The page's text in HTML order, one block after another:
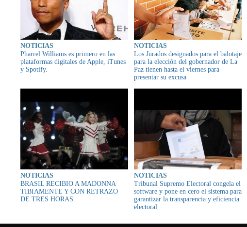
NOTICIAS
Pharrel Williams es primero en las
plataformas digitales de Apple, iTunes
y Spotify.
NOTICIAS
Los Jurados designados para el balotaje
para la elección del gobernador de La
Paz tienen hasta el viernes para
presentar su excusa
NOTICIAS
BRASIL RECIBIO A MADONNA
TIBIAMENTE Y CON RETRAZO
DE TRES HORAS
NOTICIAS
Tribunal Supremo Electoral congela el
software y pone en cero el sistema para
garantizar la transparencia y eficiencia
electoral